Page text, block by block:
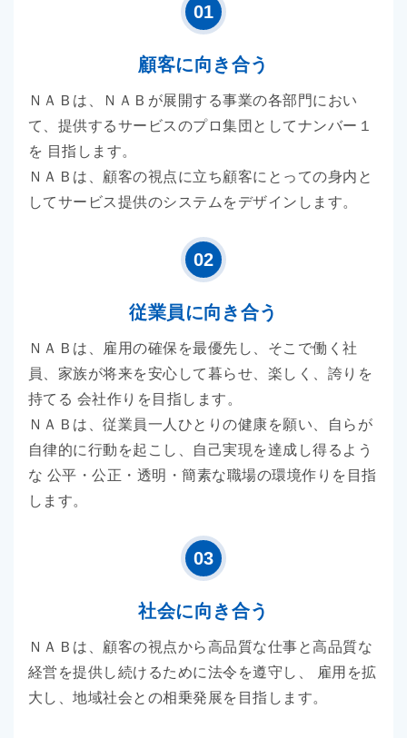
01
顧客に向き合う
ＮＡＢは、ＮＡＢが展開する事業の各部門におい
て、提供するサービスのプロ集団としてナンバー１
を 目指します。
ＮＡＢは、顧客の視点に立ち顧客にとっての身内と
してサービス提供のシステムをデザインします。
02
従業員に向き合う
ＮＡＢは、雇用の確保を最優先し、そこで働く社
員、家族が将来を安心して暮らせ、楽しく、誇りを
持てる 会社作りを目指します。
ＮＡＢは、従業員一人ひとりの健康を願い、自らが
自律的に行動を起こし、自己実現を達成し得るよう
な 公平・公正・透明・簡素な職場の環境作りを目指
します。
03
社会に向き合う
ＮＡＢは、顧客の視点から高品質な仕事と高品質な
経営を提供し続けるために法令を遵守し、 雇用を拡
大し、地域社会との相乗発展を目指します。